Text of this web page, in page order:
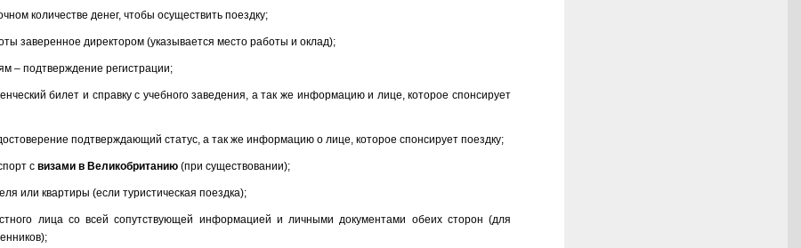
количестве денег, чтобы осуществить поездку;
заверенное директором (указывается место работы и оклад);
– подтверждение регистрации;
билет и справку с учебного заведения, а так же информацию и лице, которое спонсирует
подтверждающий статус, а так же информацию о лице, которое спонсирует поездку;
с визами в Великобританию (при существовании);
или квартиры (если туристическая поездка);
лица со всей сопутствующей информацией и личными документами обеих сторон (для